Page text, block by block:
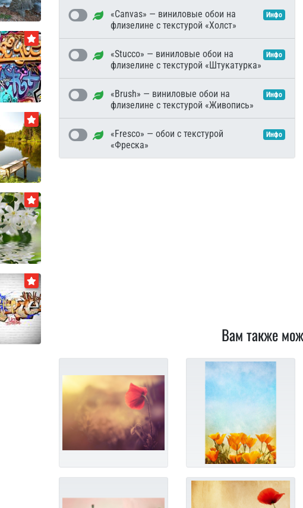
«Canvas» — виниловые обои на
флизелине с текстурой «Холст»
Инфо
«Stucco» — виниловые обои на
флизелине с текстурой «Штукатурка»
Инфо
«Brush» — виниловые обои на
флизелине с текстурой «Живопись»
Инфо
«Fresco» — обои с текстурой
«Фреска»
Инфо
Вам также